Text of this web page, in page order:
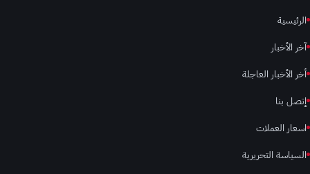
الرئيسية
آخر الأخبار
أخر الأخبار العاجلة
إتصل بنا
اسعار العملات
السياسة التحريرية